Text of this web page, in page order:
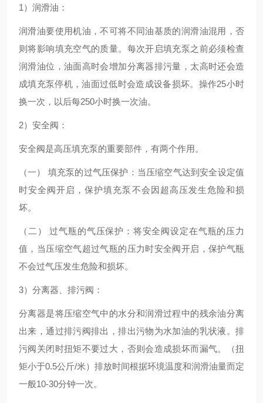
1）润滑油：
润滑油要使用机油，不可将不同油基质的润滑油混用，否
则将影响填充空气的质量。每次开启填充泵之前必须检查
润滑油位，油面高时会增加分离器排污量，太高时还会造
成填充泵停机，油面过低时会造成设备损坏。操作25小时
换一次，以后每250小时换一次油。
2）安全阀：
安全阀是高压填充泵的重要部件，有两个作用。
（一） 填充泵的过气压保护：当压缩空气达到安全设定值
时安全阀开启，保护填充泵不会因超高压发生危险和损
坏。
（二） 过气瓶的气压保护：将安全阀设定在气瓶的压力
值，当压缩空气超过气瓶的压力时安全阀开启，保护气瓶
不会过气压发生危险和损坏。
3）分离器、排污阀：
分离器是将压缩空气中的水分和润滑过程中的残余油分离
出来，通过排污阀排出，排出污物为水加油的乳状液。排
污阀关闭时扭矩不要过大，否则会造成损坏而漏气。（扭
矩小于0.5公斤/米）排放时间根据环境温度和润滑油量而定
一般10-30分钟一次。